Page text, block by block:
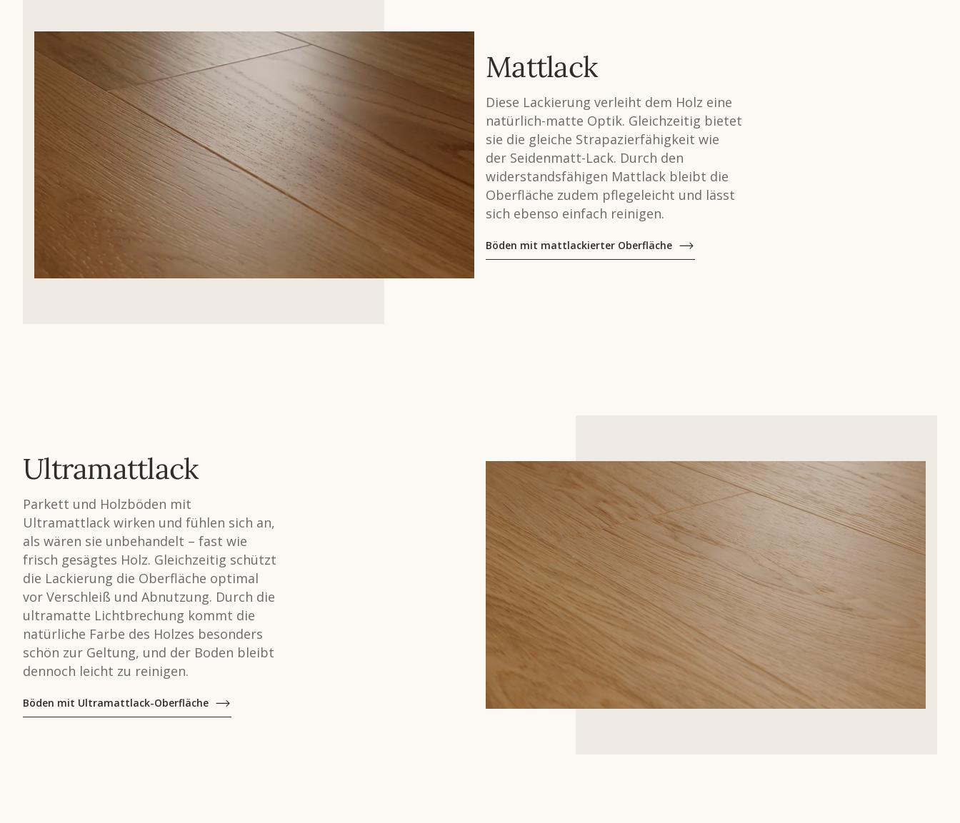
Mattlack
Diese Lackierung verleiht dem Holz eine
natürlich-matte Optik. Gleichzeitig bietet
sie die gleiche Strapazierfähigkeit wie
der Seidenmatt-Lack. Durch den
widerstandsfähigen Mattlack bleibt die
Oberfläche zudem pflegeleicht und lässt
sich ebenso einfach reinigen.
Böden mit mattlackierter Oberfläche
Ultramattlack
Parkett und Holzböden mit
Ultramattlack wirken und fühlen sich an,
als wären sie unbehandelt – fast wie
frisch gesägtes Holz. Gleichzeitig schützt
die Lackierung die Oberfläche optimal
vor Verschleiß und Abnutzung. Durch die
ultramatte Lichtbrechung kommt die
natürliche Farbe des Holzes besonders
schön zur Geltung, und der Boden bleibt
dennoch leicht zu reinigen.
Böden mit Ultramattlack-Oberfläche